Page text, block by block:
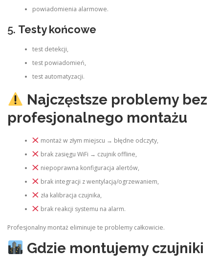
powiadomienia alarmowe.
5. Testy końcowe
test detekcji,
test powiadomień,
test automatyzacji.
Najczęstsze problemy bez
profesjonalnego montażu
montaż w złym miejscu → błędne odczyty,
brak zasięgu WiFi → czujnik offline,
niepoprawna konfiguracja alertów,
brak integracji z wentylacją/ogrzewaniem,
zła kalibracja czujnika,
brak reakcji systemu na alarm.
Profesjonalny montaż eliminuje te problemy całkowicie.
Gdzie montujemy czujniki